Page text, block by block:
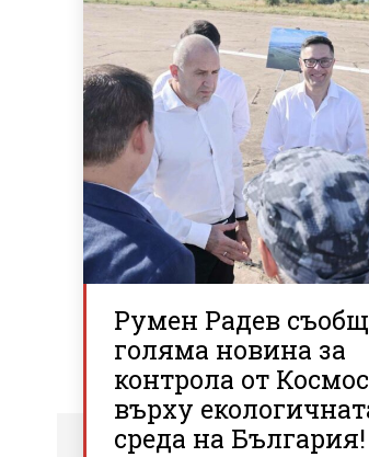
Румен Радев
голяма новина за
контрола от
върху
среда на България!